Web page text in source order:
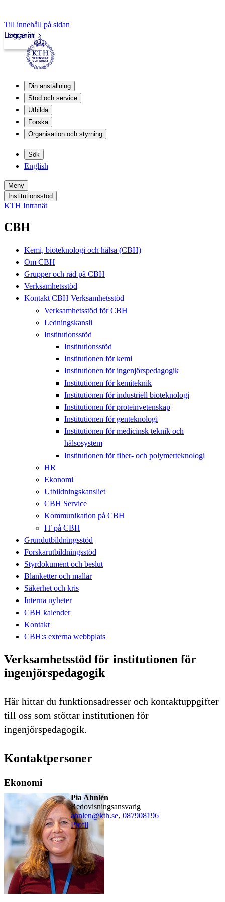
Till innehåll på sidan
Intranät
Logga in
Din anställning
Stöd och service
Utbilda
Forska
Organisation och styrning
Sök
English
Meny
Institutionsstöd
KTH Intranät
CBH
Kemi, bioteknologi och hälsa (CBH)
Om CBH
Grupper och råd på CBH
Verksamhetsstöd
Kontakt CBH Verksamhetsstöd
Verksamhetsstöd för CBH
Ledningskansli
Institutionsstöd
Institutionsstöd
Institutionen för kemi
Institutionen för ingenjörspedagogik
Institutionen för kemiteknik
Institutionen för industriell bioteknologi
Institutionen för proteinvetenskap
Institutionen för genteknologi
Institutionen för medicinsk teknik och
hälsosystem
Institutionen för fiber- och polymerteknologi
HR
Ekonomi
Utbildningskansliet
CBH Service
Kommunikation på CBH
IT på CBH
Grundutbildningsstöd
Forskarutbildningsstöd
Styrdokument och beslut
Blanketter och mallar
Säkerhet och kris
Interna nyheter
CBH kalender
Kontakt
CBH:s externa webbplats
Verksamhetsstöd för institutionen för
ingenjörspedagogik
Här hittar du funktionsadresser och kontaktuppgifter
till oss som stöttar institutionen för
ingenjörspedagogik.
Kontaktpersoner
Ekonomi
Pia Ahnlén
redovisningsansvarig
ahnlen@kth.se, 087908196
Profil